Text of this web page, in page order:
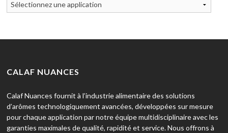
CALAF NUANCES
Calaf Nuances fournit à l’industrie alimentaire des solutions
d’arômes technologiquement avancées, développées sur mesure
pour chaque application par notre équipe multidisciplinaire avec les
garanties maximales de qualité, rapidité et service. Nous offrons à